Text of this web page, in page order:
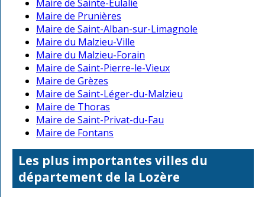
Maire de Sainte-Eulalie
Maire de Prunières
Maire de Saint-Alban-sur-Limagnole
Maire du Malzieu-Ville
Maire du Malzieu-Forain
Maire de Saint-Pierre-le-Vieux
Maire de Grèzes
Maire de Saint-Léger-du-Malzieu
Maire de Thoras
Maire de Saint-Privat-du-Fau
Maire de Fontans
Les plus importantes villes du
département de la Lozère